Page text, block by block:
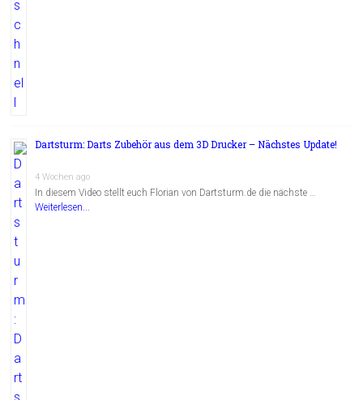
Dartsturm: Darts Zubehör aus dem 3D Drucker – Nächstes Update!
4 Wochen ago
In diesem Video stellt euch Florian von Dartsturm.de die nächste …
Weiterlesen...